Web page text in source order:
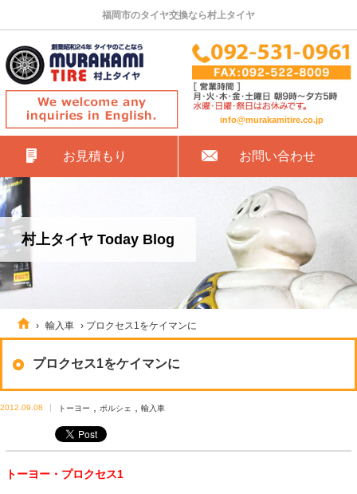
福岡市のタイヤ交換なら村上タイヤ
info@murakamitire.co.jp
お見積もり お問い合わせ
村上タイヤ Today Blog
› 輸入車 › プロクセス1をケイマンに
プロクセス1をケイマンに
2012.09.08 トーヨー ポルシェ 輸入車
トーヨー・プロクセス1